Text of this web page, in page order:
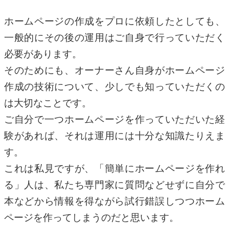
ホームページの作成をプロに依頼したとしても、
一般的にその後の運用はご自身で行っていただく
必要があります。
そのためにも、オーナーさん自身がホームページ
作成の技術について、少しでも知っていただくの
は大切なことです。
ご自分で一つホームページを作っていただいた経
験があれば、それは運用には十分な知識たりえま
す。
これは私見ですが、「簡単にホームページを作れ
る」人は、私たち専門家に質問などせずに自分で
本などから情報を得ながら試行錯誤しつつホーム
ページを作ってしまうのだと思います。